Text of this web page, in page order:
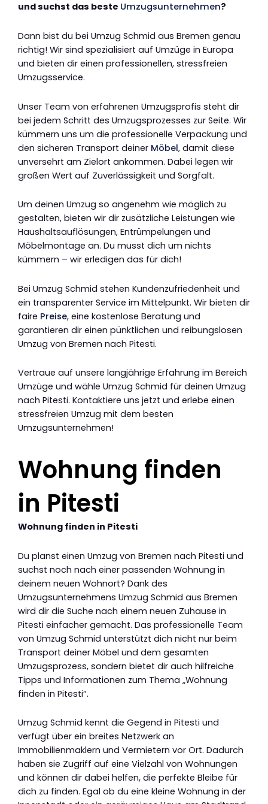
und suchst das beste Umzugsunternehmen?
Dann bist du bei Umzug Schmid aus Bremen genau
richtig! Wir sind spezialisiert auf Umzüge in Europa
und bieten dir einen professionellen, stressfreien
Umzugsservice.
Unser Team von erfahrenen Umzugsprofis steht dir
bei jedem Schritt des Umzugsprozesses zur Seite. Wir
kümmern uns um die professionelle Verpackung und
den sicheren Transport deiner Möbel, damit diese
unversehrt am Zielort ankommen. Dabei legen wir
großen Wert auf Zuverlässigkeit und Sorgfalt.
Um deinen Umzug so angenehm wie möglich zu
gestalten, bieten wir dir zusätzliche Leistungen wie
Haushaltsauflösungen, Entrümpelungen und
Möbelmontage an. Du musst dich um nichts
kümmern – wir erledigen das für dich!
Bei Umzug Schmid stehen Kundenzufriedenheit und
ein transparenter Service im Mittelpunkt. Wir bieten dir
faire Preise, eine kostenlose Beratung und
garantieren dir einen pünktlichen und reibungslosen
Umzug von Bremen nach Pitesti.
Vertraue auf unsere langjährige Erfahrung im Bereich
Umzüge und wähle Umzug Schmid für deinen Umzug
nach Pitesti. Kontaktiere uns jetzt und erlebe einen
stressfreien Umzug mit dem besten
Umzugsunternehmen!
Wohnung finden
in Pitesti
Wohnung finden in Pitesti
Du planst einen Umzug von Bremen nach Pitesti und
suchst noch nach einer passenden Wohnung in
deinem neuen Wohnort? Dank des
Umzugsunternehmens Umzug Schmid aus Bremen
wird dir die Suche nach einem neuen Zuhause in
Pitesti einfacher gemacht. Das professionelle Team
von Umzug Schmid unterstützt dich nicht nur beim
Transport deiner Möbel und dem gesamten
Umzugsprozess, sondern bietet dir auch hilfreiche
Tipps und Informationen zum Thema „Wohnung
finden in Pitesti“.
Umzug Schmid kennt die Gegend in Pitesti und
verfügt über ein breites Netzwerk an
Immobilienmaklern und Vermietern vor Ort. Dadurch
haben sie Zugriff auf eine Vielzahl von Wohnungen
und können dir dabei helfen, die perfekte Bleibe für
dich zu finden. Egal ob du eine kleine Wohnung in der